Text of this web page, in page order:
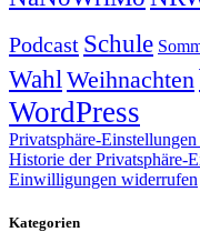
Podcast Schule
Wahl Weihnachten
WordPress
Privatsphäre-Einstellungen
Historie der Privatsphäre-
Einwilligungen widerrufen
Kategorien